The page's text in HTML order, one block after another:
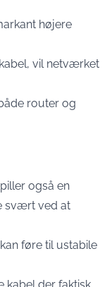
højere
vil netværket
router og
også en
svært ved at
føre til ustabile
kabel der faktisk